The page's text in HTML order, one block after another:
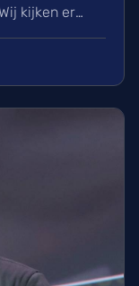
kijken er
Lees hier